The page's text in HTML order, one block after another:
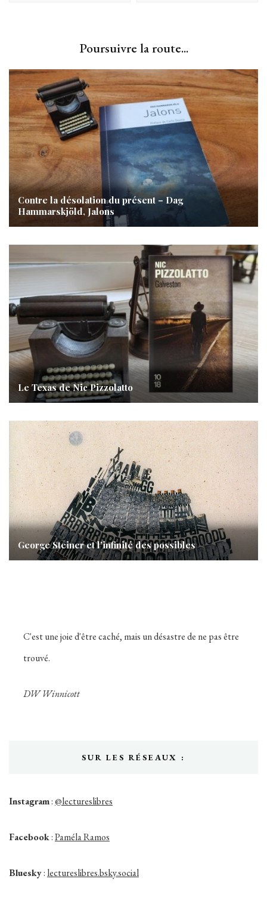
Poursuivre la route...
Contre la désolation du présent – Dag
Hammarskjöld, Jalons
Le Texas de Nic Pizzolatto
George Steiner et l’infinité des possibles
C'est une joie d'être caché, mais un désastre de ne pas être
trouvé.
DW Winnicott
SUR LES RÉSEAUX :
Instagram:@lectureslibres
Facebook:Paméla Ramos
Bluesky: lectureslibres.bsky.social